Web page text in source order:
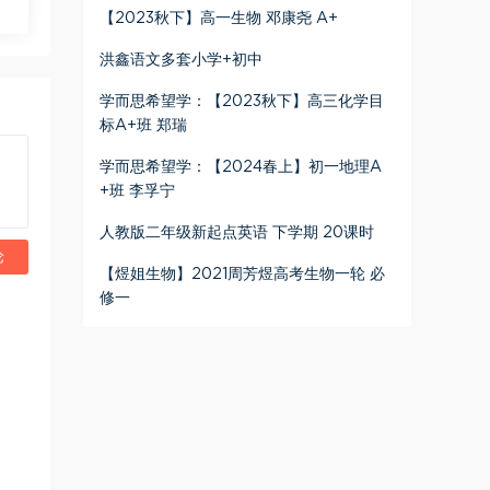
【2023秋下】高一生物 邓康尧 A+
洪鑫语文多套小学+初中
学而思希望学：【2023秋下】高三化学目
标A+班 郑瑞
学而思希望学：【2024春上】初一地理A
+班 李孚宁
人教版二年级新起点英语 下学期 20课时
【煜姐生物】2021周芳煜高考生物一轮 必
修一